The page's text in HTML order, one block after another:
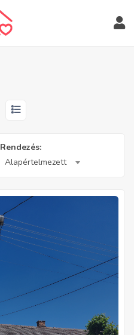
Rendezés:
Alapértelmezett